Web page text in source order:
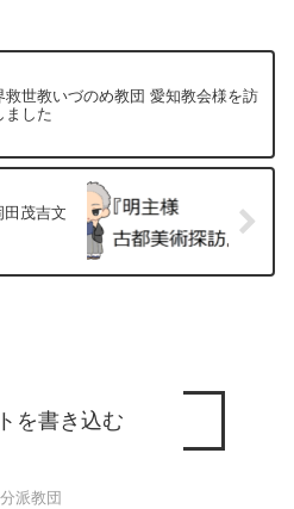
救世教いづのめ教団 愛知教会様を訪
ました
田茂吉文
を書き込む
分派教団